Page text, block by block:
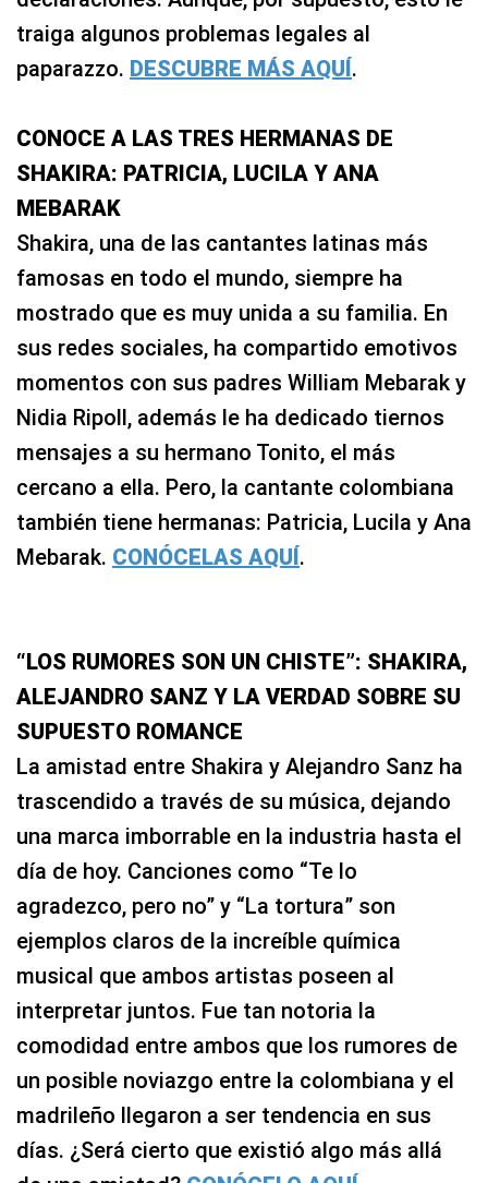
traiga algunos problemas legales al
paparazzo. DESCUBRE MÁS AQUÍ.
CONOCE A LAS TRES HERMANAS DE
SHAKIRA: PATRICIA, LUCILA Y ANA
MEBARAK
Shakira, una de las cantantes latinas más
famosas en todo el mundo, siempre ha
mostrado que es muy unida a su familia. En
sus redes sociales, ha compartido emotivos
momentos con sus padres William Mebarak y
Nidia Ripoll, además le ha dedicado tiernos
mensajes a su hermano Tonito, el más
cercano a ella. Pero, la cantante colombiana
también tiene hermanas: Patricia, Lucila y Ana
Mebarak. CONÓCELAS AQUÍ.
“LOS RUMORES SON UN CHISTE”: SHAKIRA,
ALEJANDRO SANZ Y LA VERDAD SOBRE SU
SUPUESTO ROMANCE
La amistad entre Shakira y Alejandro Sanz ha
trascendido a través de su música, dejando
una marca imborrable en la industria hasta el
día de hoy. Canciones como “Te lo
agradezco, pero no” y “La tortura” son
ejemplos claros de la increíble química
musical que ambos artistas poseen al
interpretar juntos. Fue tan notoria la
comodidad entre ambos que los rumores de
un posible noviazgo entre la colombiana y el
madrileño llegaron a ser tendencia en sus
días. ¿Será cierto que existió algo más allá